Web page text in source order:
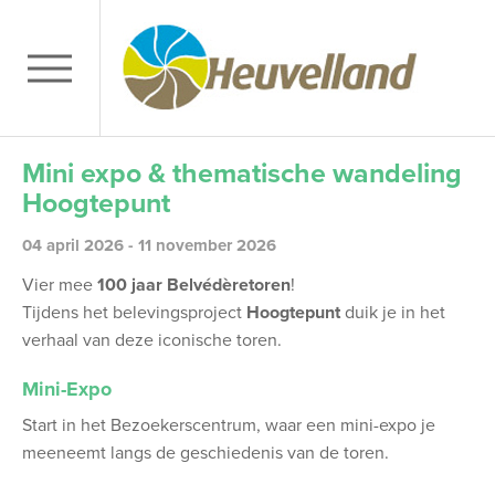
Mini expo & thematische wandeling
Hoogtepunt
04 april 2026 - 11 november 2026
Vier mee 100 jaar Belvédèretoren!
Tijdens het belevingsproject Hoogtepunt duik je in het
verhaal van deze iconische toren.
Mini-Expo
Start in het Bezoekerscentrum, waar een mini-expo je
meeneemt langs de geschiedenis van de toren.